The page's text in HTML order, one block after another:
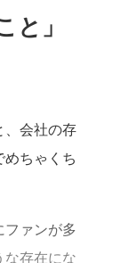
」
、会社の存
ちゃくち
ァンが多
存在にな